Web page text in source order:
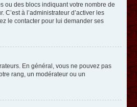
ou des blocs indiquant votre nombre de
à l’administrateur d’activer les
le contacter pour lui demander ses
En général, vous ne pouvez pas
rang, un modérateur ou un